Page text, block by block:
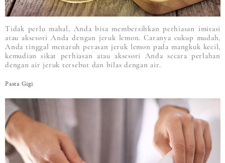
Tidak perlu mahal, Anda bisa membersihkan perhiasan imitasi
atau aksesori Anda dengan jeruk lemon. Caranya cukup mudah,
Anda tinggal menaruh perasan jeruk lemon pada mangkuk kecil,
kemudian sikat perhiasan atau aksesori Anda secara perlahan
dengan air jeruk tersebut dan bilas dengan air.
Pasta Gigi